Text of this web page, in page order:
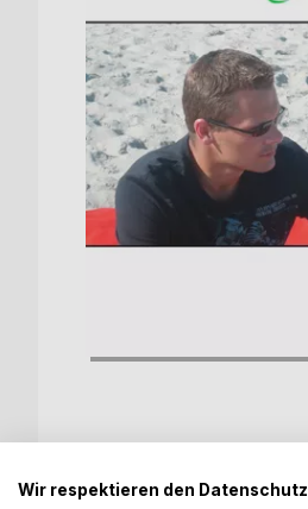
BESCHREIBUNG
Wir respektieren den Datenschutz